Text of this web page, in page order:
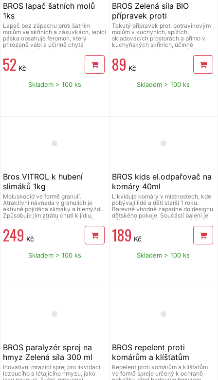
BROS lapač šatních molů
1ks
Lapač bez zápachu proti šatním
molům ve skříních a zásuvkách, lepící
páska obsahuje feromon, který
přirozeně vábí a účinně chytá
dospělé šatní moly, a to až po dobu 3
měsíců, neobsahuje chemické
insekticidy, balení 1 ks.
52 Kč
Skladem > 100 ks
BROS Zelená síla BIO
přípravek proti
potravinovým molům 500
ml
Tekutý přípravek proti potravinovým
molům v kuchyních, spížích,
skladovacích prostorách a přímo v
kuchyňských skříních, účinně
odpuzuje dospělé moly zavíječe
paprikového, čímž chrání
potravinářské výrobky jako je mouka
nebo těstoviny, vyrobený na základě
syntetické insekticidy a může být
použit v bezprostředním okolí
89 Kč
Skladem > 100 ks
Bros VITROL k hubení
slimáků 1kg
Moluskocid ve formě granulí.
Atraktivní návnada v granulích je
aktivně pojídána slimáky a hlemýždi.
Způsobuje jim ztrátu chuti k jídlu,
takže přestávají poškozovat rostliny.
Šneci a slimáci se schovávají do půdy
a zde hynou. Přípravek se rozkládá
na fosfátové a železité ionty, které se
látka: pyrofosforečnany železa.
Přípravek je bezpečný pro domácí
249 Kč
Skladem > 100 ks
BROS kids el.odpařovač na
komáry 40ml
Likviduje komáry v místnostech, kde
pobývají lidé a děti starší 1 roku.
Barevně vhodně zapadne do designu
dětského pokoje. Součástí balení je
náhradní tekutá náplň. Insekticidní
páry z náplně chrání místnost před
komáry po celou noc. Lze použít i s
náplní ve tvaru polštářků. Vydrží po
pro vodní organismy, s dlouhodobými
účinky. Prodej pouze osobám starším
189 Kč
Skladem > 100 ks
BROS paralyzér sprej na
hmyz Zelená síla 300 ml
Inovativní mrazicí sprej pro likvidaci
lezoucího a létajícího hmyzu, jako
BROS repelent proti
komárům a klíšťatům
EXTRA SILNÝ 50%DEET
130ml
Repelent proti komárům a klíšťatům
ve formě spreje určený k ochraně